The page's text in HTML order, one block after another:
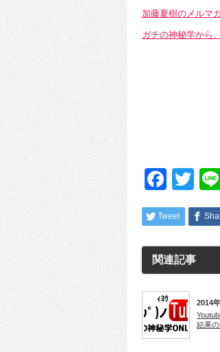
加藤夏樹のメルマ
ガチの神秘学から
Tweet
関連記事
2014
結果